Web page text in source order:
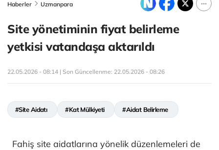
Haberler Uzmanpara
Site yönetiminin fiyat belirleme
yetkisi vatandaşa aktarıldı
22.05.2026 - 08:14 | Son Güncellenme: 22.05.2026 - 08:26
#Site Aidatı #Kat Mülkiyeti #Aidat Belirleme
Fahiş site aidatlarına yönelik düzenlemeleri de